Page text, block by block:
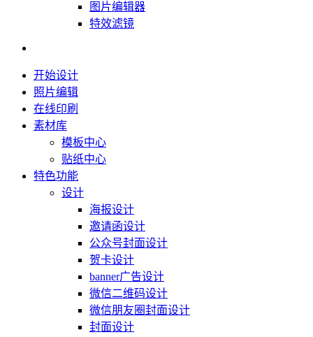
图片编辑器
特效滤镜
开始设计
照片编辑
在线印刷
素材库
模板中心
贴纸中心
特色功能
设计
海报设计
邀请函设计
公众号封面设计
贺卡设计
banner广告设计
微信二维码设计
微信朋友圈封面设计
封面设计